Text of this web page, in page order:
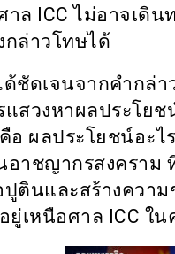
าล ICCไม่อาจเดิน
กล่าวโทษได้
ด้ชัดเจนจากคำกล่
แสวงหาผลประโยช
อ ผลประโยชน์อะไ
อาชญากรสงคราม
ปูตินและสร้างควา
ยู่เหนือศาล ICC ใน